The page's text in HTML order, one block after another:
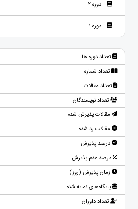
دوره 2
دوره 1
تعداد دوره ها
تعداد شماره
تعداد مقالات
تعداد نویسندگان
مقالات پذیرش شده
مقالات رد شده
درصد پذیرش
درصد عدم پذیرش
زمان پذیرش (روز)
پایگاه‌های نمایه شده
تعداد داوران